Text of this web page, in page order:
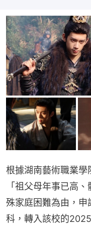
根據湖南藝術職業學
「祖父母年事已高
殊家庭困難為由，
科，轉入該校的